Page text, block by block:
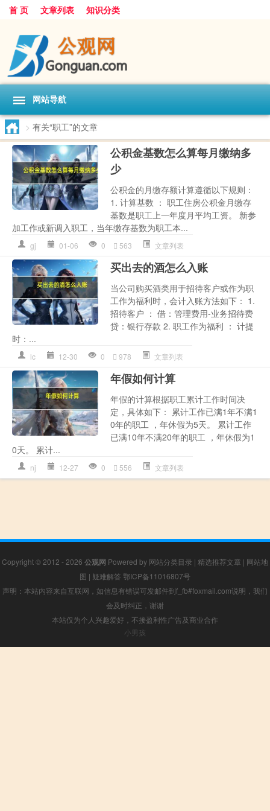
首 页 文章列表 知识分类
网站导航
> 有关“职工”的文章
公积金基数怎么算每月缴纳多
少
公积金的月缴存额计算遵循以下规则：
1. 计算基数 ： 职工住房公积金月缴存
基数是职工上一年度月平均工资。 新参
加工作或新调入职工，当年缴存基数为职工本...
gj 01-06 0 563 文章列表
买出去的酒怎么入账
当公司购买酒类用于招待客户或作为职
工作为福利时，会计入账方法如下： 1.
招待客户 ： 借：管理费用-业务招待费
贷：银行存款 2. 职工作为福利 ： 计提
时：...
lc 12-30 0 978 文章列表
年假如何计算
年假的计算根据职工累计工作时间决
定，具体如下： 累计工作已满1年不满1
0年的职工 ，年休假为5天。 累计工作
已满10年不满20年的职工 ，年休假为1
0天。 累计...
nj 12-27 0 556 文章列表
Copyright © 2012 - 2026 公观网 Powered by 网站分类目录 | 精选推荐文章 | 网站地
图 | 疑难解答 鄂ICP备11016807号
声明：本站内容来自互联网，如信息有错误可发邮件到f_fb#foxmail.com说明，我们
会及时纠正，谢谢
本站仅为个人兴趣爱好，不接盈利性广告及商业合作
小男孩